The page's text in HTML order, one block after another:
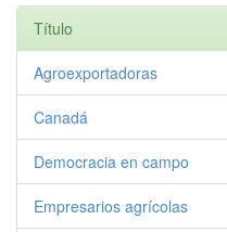
Título
Agroexportadoras
Canadá
Democracia en campo
Empresarios agrícolas